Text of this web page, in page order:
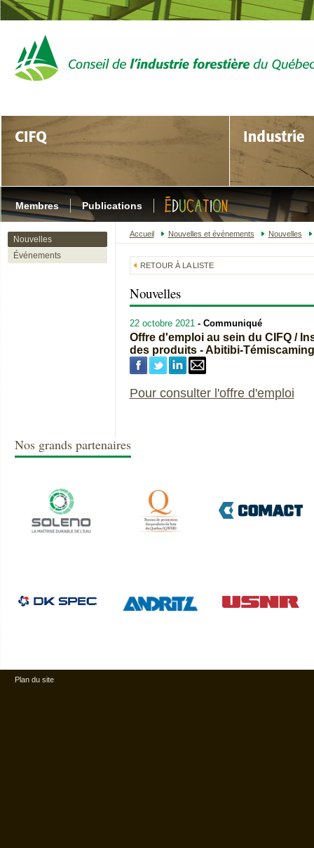
Membres Publications
Nouvelles
Événements
Accueil Nouvelles et événements Nouvelles
RETOUR À LA LISTE
Nouvelles
22 octobre 2021 - Communiqué
Offre d'emploi au sein du CIFQ /
des produits - Abitibi-
Pour consulter l'offre d'emploi
Nos grands partenaires
Plan du site